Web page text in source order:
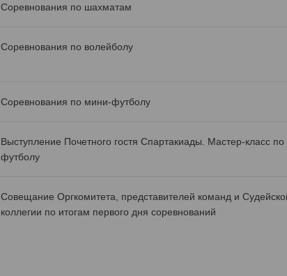
Соревнования по шахматам
Соревнования по волейболу
Соревнования по мини-футболу
Выступление Почетного гостя Спартакиады. Мастер-класс по
футболу
Совещание Оргкомитета, представителей команд и
коллегии по итогам первого дня соревнований